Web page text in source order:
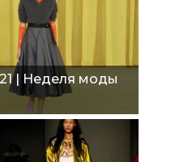
| Неделя моды